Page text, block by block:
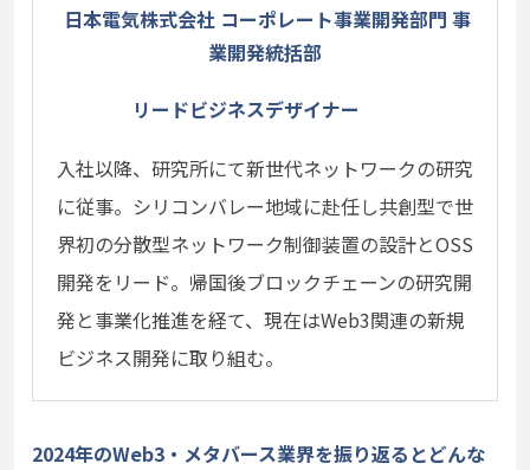
日本電気株式会社 コーポレート事業開発部門 事
業開発統括部
リードビジネスデザイナー
入社以降、研究所にて新世代ネットワークの研究
に従事。シリコンバレー地域に赴任し共創型で世
界初の分散型ネットワーク制御装置の設計とOSS
開発をリード。帰国後ブロックチェーンの研究開
発と事業化推進を経て、現在はWeb3関連の新規
ビジネス開発に取り組む。
2024年のWeb3・メタバース業界を振り返るとどんな